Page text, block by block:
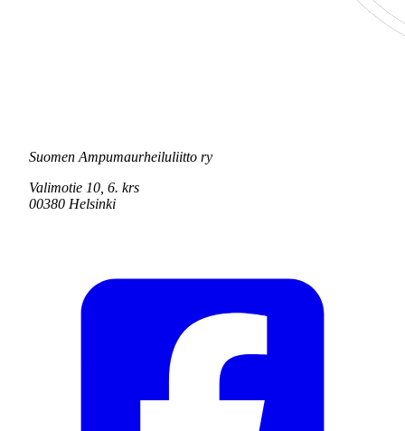
Suomen Ampumaurheiluliitto ry
Valimotie 10, 6. krs
00380 Helsinki